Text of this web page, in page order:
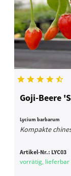
Goji-Beere
Lycium barbarum
Kompakte
Artikel-Nr.: LYC03
vorrätig, lieferbar